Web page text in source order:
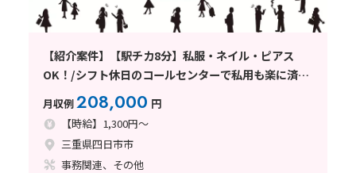
【紹介案件】【駅チカ8分】私服・ネイル・ピアス
OK！/シフト休日のコールセンターで私用も楽に済ま
せられる♪/残業ほぼなし
月収例208,000 円
【時給】1,300円～
三重県四日市市
事務関連、その他